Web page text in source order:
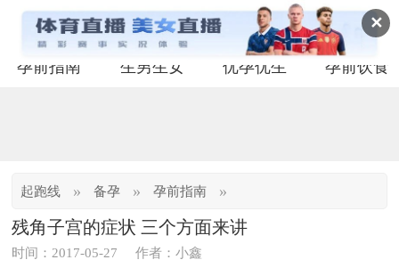
✕
孕前指南 生男生女 优孕优生 孕前饮食
起跑线 » 备孕 » 孕前指南 »
残角子宫的症状 三个方面来讲
时间：2017-05-27 作者：小鑫